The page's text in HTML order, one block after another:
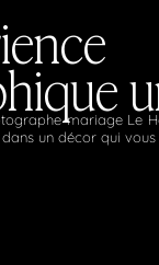
mariage Le
un décor qui vous